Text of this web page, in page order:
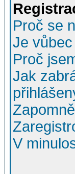
Proč se
Je
Proč
Jak
V